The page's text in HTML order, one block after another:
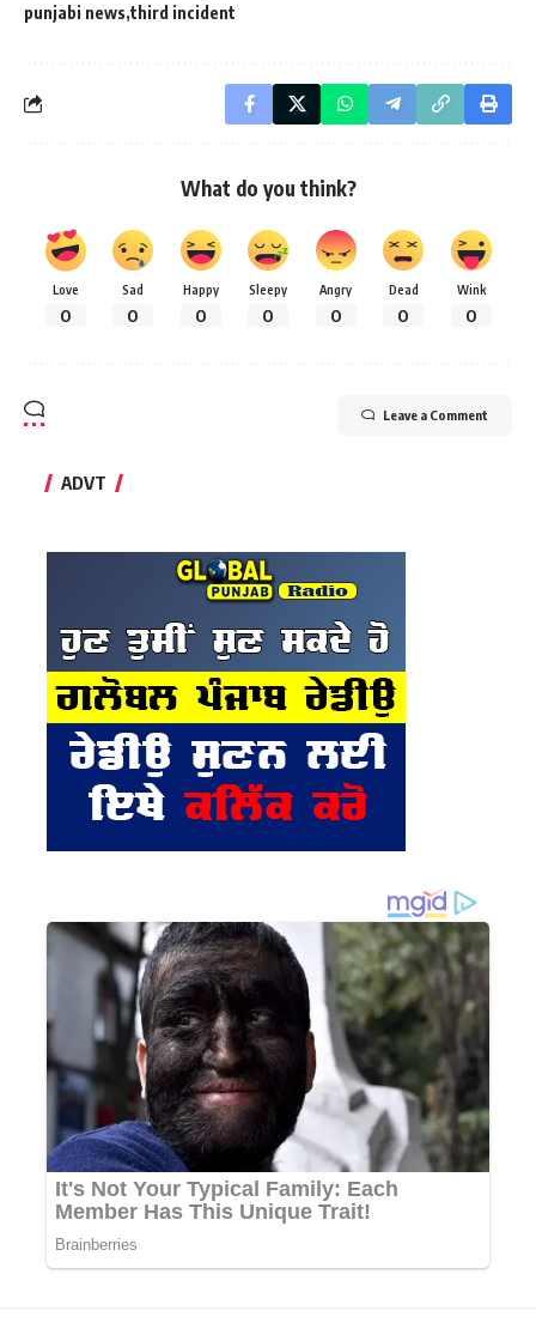
punjabi news third incident
What do you think?
Love
0
Sad
0
Happy
0
Sleepy
0
Angry
0
Dead
0
Wink
0
Leave a Comment
ADVT